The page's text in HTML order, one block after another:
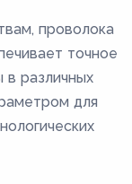
проволока
точное
в различных
для